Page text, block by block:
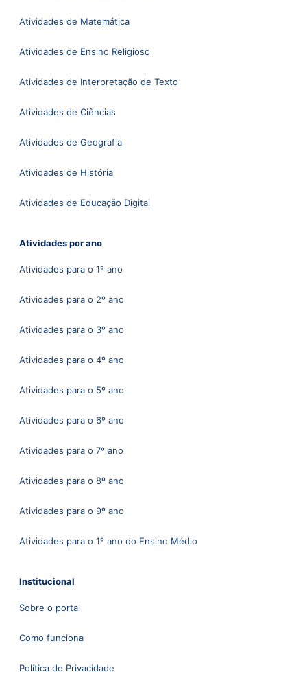
Atividades de Matemática
Atividades de Ensino Religioso
Atividades de Interpretação de Texto
Atividades de Ciências
Atividades de Geografia
Atividades de História
Atividades de Educação Digital
Atividades por ano
Atividades para o 1º ano
Atividades para o 2º ano
Atividades para o 3º ano
Atividades para o 4º ano
Atividades para o 5º ano
Atividades para o 6º ano
Atividades para o 7º ano
Atividades para o 8º ano
Atividades para o 9º ano
Atividades para o 1º ano do Ensino Médio
Institucional
Sobre o portal
Como funciona
Política de Privacidade